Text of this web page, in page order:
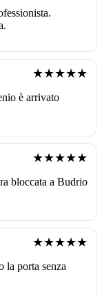
★★★★★
è arrivato
★★★★★
bloccata a Budrio
★★★★★
la porta senza